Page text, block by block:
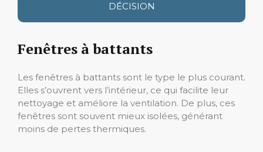
DÉCISION
Fenêtres à battants
Les fenêtres à battants sont le type le plus courant.
Elles s’ouvrent vers l’intérieur, ce qui facilite leur
nettoyage et améliore la ventilation. De plus, ces
fenêtres sont souvent mieux isolées, générant
moins de pertes thermiques.